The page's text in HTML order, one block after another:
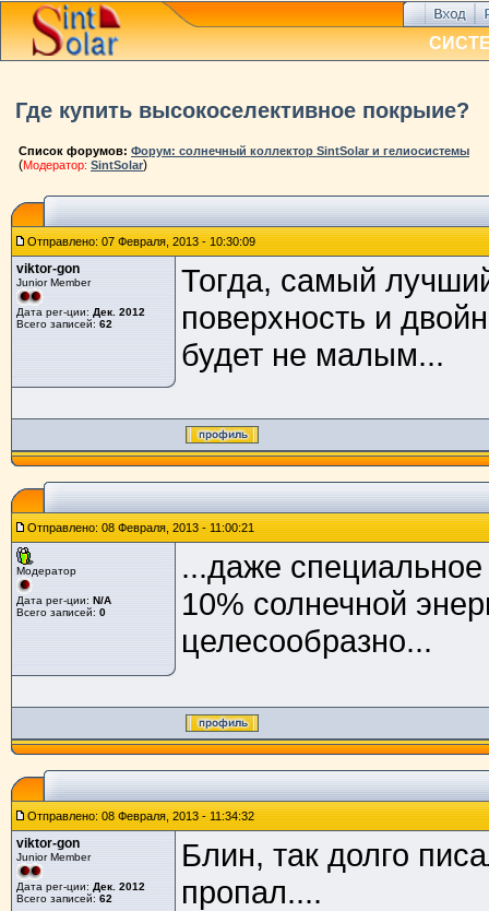
Где купить высокоселективное покрыие?
Список форумов: Форум: солнечный коллектор SintSolar и гелиосистемы
(Модератор: SintSolar)
Отправлено: 07 Февраля, 2013 - 10:30:09
viktor-gon
Junior Member
Дата рег-ции: Дек. 2012
Всего записей: 62
Тогда, самый
поверхность и
будет не малым...
Отправлено: 08 Февраля, 2013 - 11:00:21
Модератор
Дата рег-ции: N/A
Всего записей: 0
...даже
10% солнечной
целесообразно...
Отправлено: 08 Февраля, 2013 - 11:34:32
viktor-gon
Junior Member
Дата рег-ции: Дек. 2012
Всего записей: 62
Блин, так долго
пропал....